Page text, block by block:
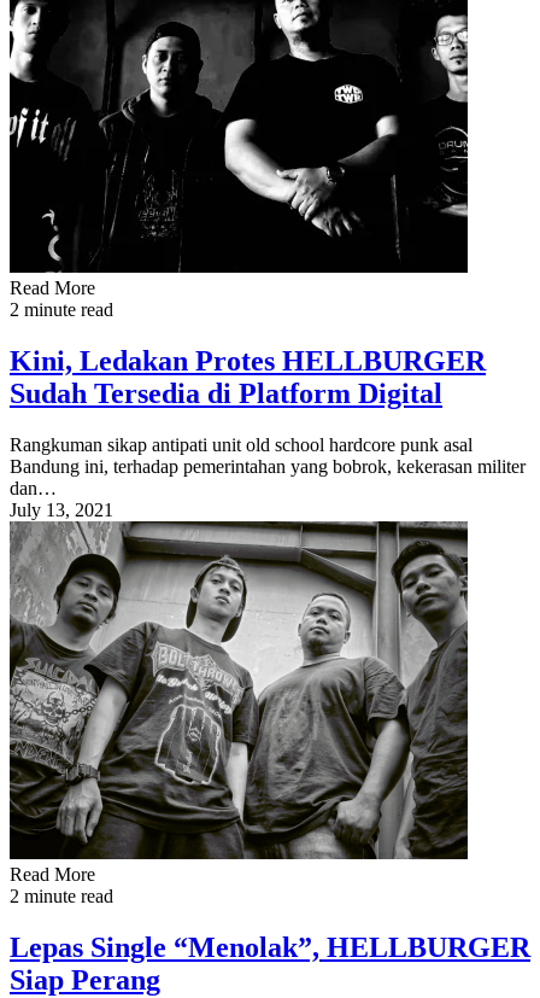
Read More
2 minute read
Kini, Ledakan Protes HELLBURGER
Sudah Tersedia di Platform Digital
Rangkuman sikap antipati unit old school hardcore punk asal
Bandung ini, terhadap pemerintahan yang bobrok, kekerasan militer
dan…
July 13, 2021
Read More
2 minute read
Lepas Single “Menolak”, HELLBURGER
Siap Perang